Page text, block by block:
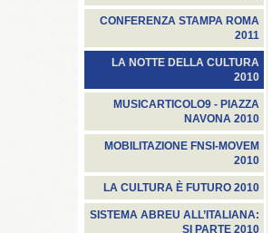
CONFERENZA STAMPA ROMA
2011
LA NOTTE DELLA CULTURA
2010
MUSICARTICOLO9 - PIAZZA
NAVONA 2010
MOBILITAZIONE FNSI-MOVEM
2010
LA CULTURA È FUTURO 2010
SISTEMA ABREU ALL’ITALIANA:
SI PARTE 2010